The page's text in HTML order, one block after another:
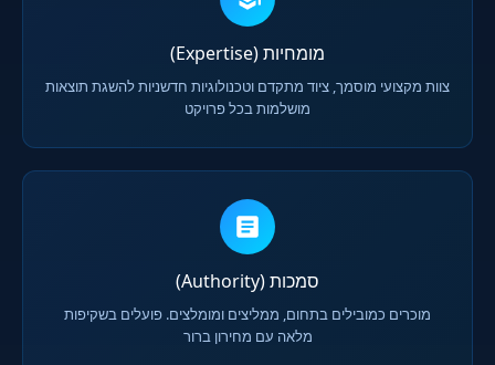
מומחיות (Expertise)
צוות מקצועי מוסמך, ציוד מתקדם וטכנולוגיות חדשניות להשגת תוצאות
מושלמות בכל פרויקט
סמכות (Authority)
מוכרים כמובילים בתחום, ממליצים ומומלצים. פועלים בשקיפות
מלאה עם מחירון ברור